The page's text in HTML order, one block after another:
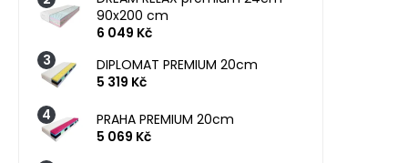
90x200 cm
6 049 Kč
DIPLOMAT PREMIUM 20cm
5 319 Kč
PRAHA PREMIUM 20cm
5 069 Kč